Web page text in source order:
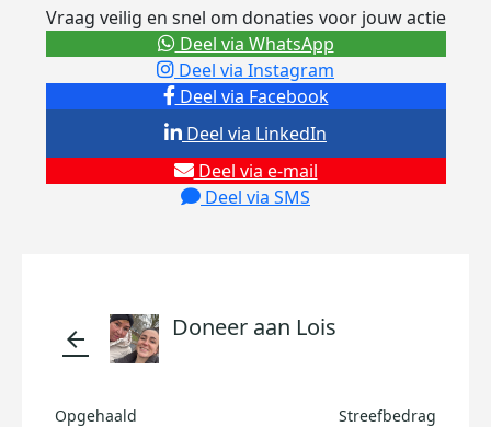
Vraag veilig en snel om donaties voor jouw actie
Deel via Facebook
Deel via Instagram
Deel via e-mail
Deel via SMS
Deel via LinkedIn
Deel via WhatsApp
arrow_back Doneer aan Lois
Opgehaald Streefbedrag